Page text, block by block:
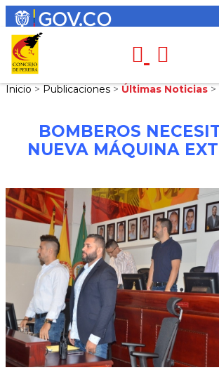
Inicio > Publicaciones > Últimas Noticias >
BOMBEROS
NUEVA MÁQUINA